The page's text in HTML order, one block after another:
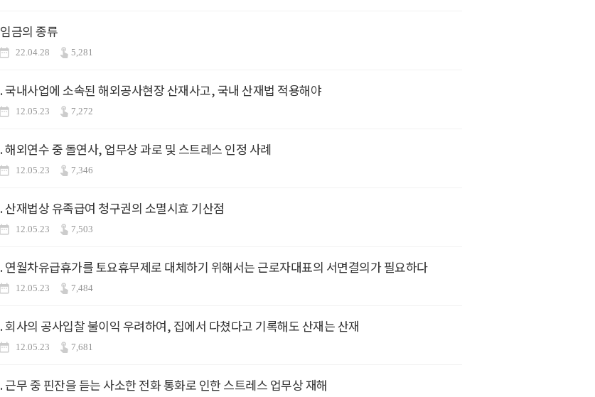
임금의 종류
22.04.28 5,281
. 국내사업에 소속된 해외공사현장 산재사고, 국내 산재법 적용해야
12.05.23 7,272
. 해외연수 중 돌연사, 업무상 과로 및 스트레스 인정 사례
12.05.23 7,346
. 산재법상 유족급여 청구권의 소멸시효 기산점
12.05.23 7,503
. 연월차유급휴가를 토요휴무제로 대체하기 위해서는 근로자대표의 서면결의가 필요하다
12.05.23 7,484
. 회사의 공사입찰 불이익 우려하여, 집에서 다쳤다고 기록해도 산재는 산재
12.05.23 7,681
. 근무 중 핀잔을 듣는 사소한 전화 통화로 인한 스트레스 업무상 재해